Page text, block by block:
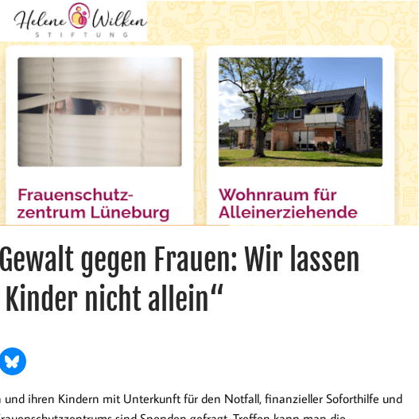
gegen Frauen: Wir lassen
nicht allein“
und ihren Kindern mit Unterkunft für den Notfall, finanzieller Soforthilfe und